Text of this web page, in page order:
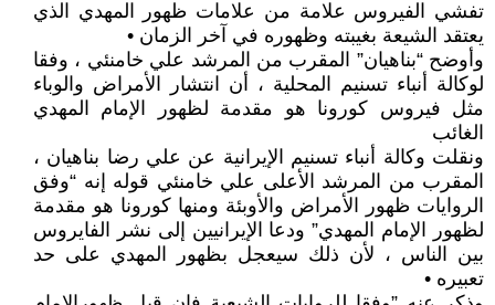
تفشي الفيروس علامة من علامات ظهور المهدي الذي
يعتقد الشيعة بغيبته وظهوره في آخر الزمان •
وأوضح “بناهيان” المقرب من المرشد علي خامنئي ، وفقا
لوكالة أنباء تسنيم المحلية ، أن انتشار الأمراض والوباء
مثل فيروس كورونا هو مقدمة لظهور الإمام المهدي
الغائب
ونقلت وكالة أنباء تسنيم الإيرانية عن علي رضا بناهيان ،
المقرب من المرشد الأعلى علي خامنئي قوله إنه “وفق
الروايات ظهور الأمراض والأوبئة ومنها كورونا هو مقدمة
لظهور الإمام المهدي” ودعا الإيرانيين إلى نشر الفايروس
بين الناس ، لأن ذلك سيعجل بظهور المهدي على حد
تعبيره •